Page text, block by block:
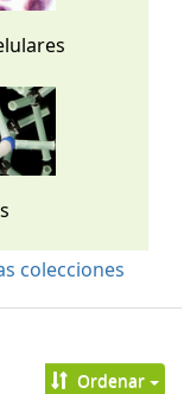
colecciones
Ordenar